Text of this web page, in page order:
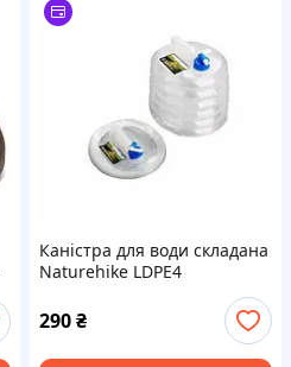
Каністра для води складана
Naturehike LDPE4
NH14S002-T, 10 л 4924672
290₴